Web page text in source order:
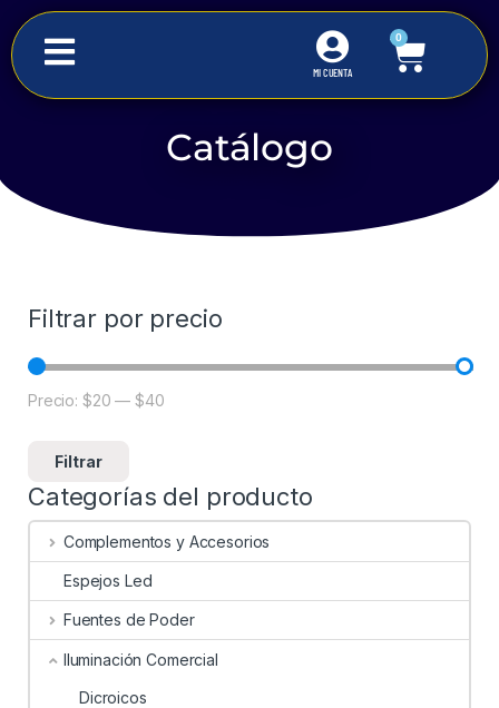
MI CUENTA
0
Iluminación Comercial Dicroicos
Catálogo
Filtrar por precio
Filtrar
Precio: $20 —$40
Categorías del producto
Complementos y Accesorios
Espejos Led
Fuentes de Poder
Iluminación Comercial
Dicroicos